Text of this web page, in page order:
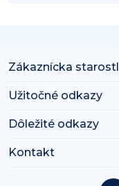
Zákaznícka
Užitočné odkazy
Dôležité odkazy
Kontakt